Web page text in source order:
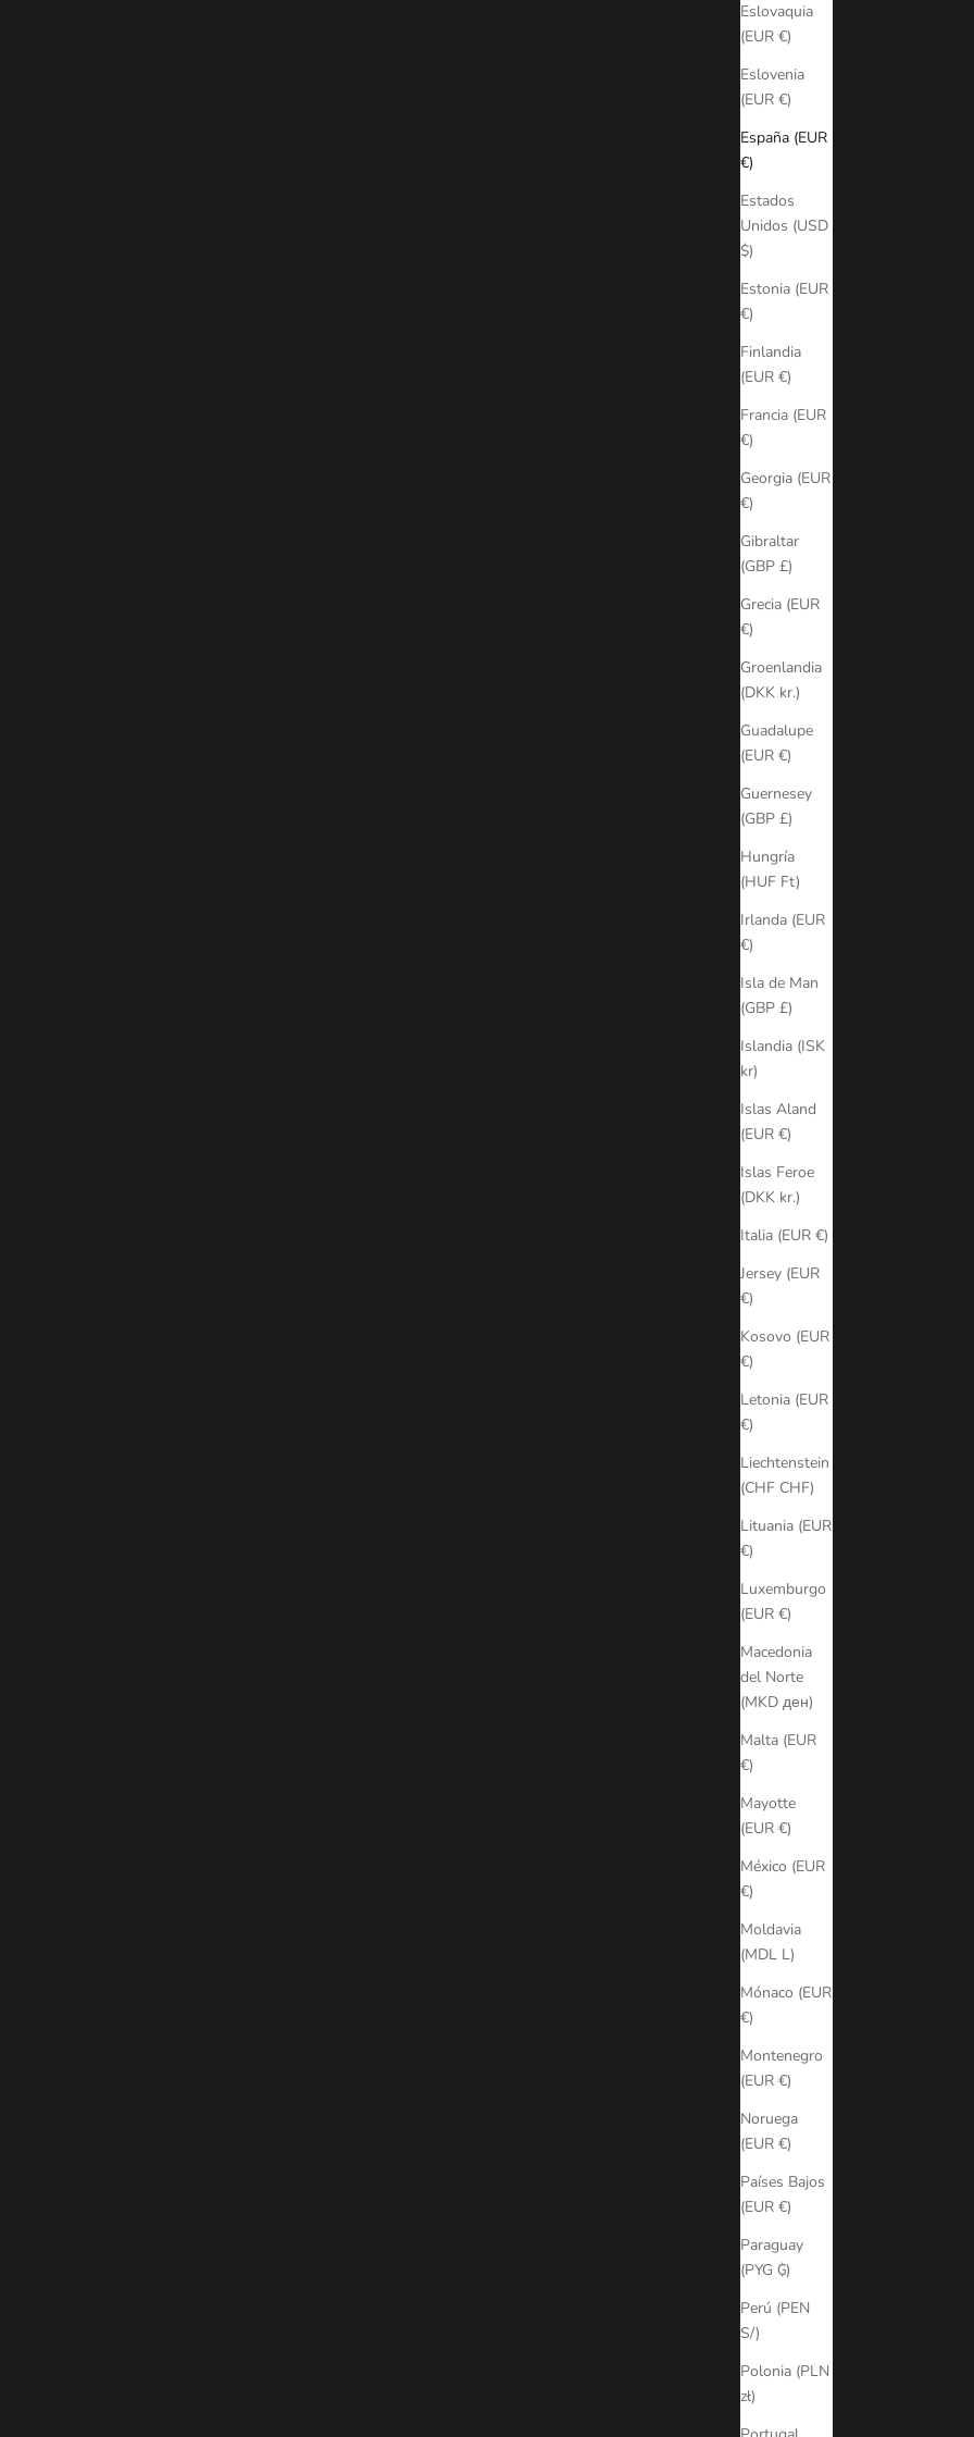
Eslovaquia
(EUR €)
Eslovenia
(EUR €)
España (EUR
€)
Estados
Unidos (USD
$)
Estonia (EUR
€)
Finlandia
(EUR €)
Francia (EUR
€)
Georgia (EUR
€)
Gibraltar
(GBP £)
Grecia (EUR
€)
Groenlandia
(DKK kr.)
Guadalupe
(EUR €)
Guernesey
(GBP £)
Hungría
(HUF Ft)
Irlanda (EUR
€)
Isla de Man
(GBP £)
Islandia (ISK
kr)
Islas Aland
(EUR €)
Islas Feroe
(DKK kr.)
Italia (EUR €)
Jersey (EUR
€)
Kosovo (EUR
€)
Letonia (EUR
€)
Liechtenstein
(CHF CHF)
Lituania (EUR
€)
Luxemburgo
(EUR €)
Macedonia
del Norte
(MKD ден)
Malta (EUR
€)
Mayotte
(EUR €)
México (EUR
€)
Moldavia
(MDL L)
Mónaco (EUR
€)
Montenegro
(EUR €)
Noruega
(EUR €)
Países Bajos
(EUR €)
Paraguay
(PYG ₲)
Perú (PEN
S/)
Polonia (PLN
zł)